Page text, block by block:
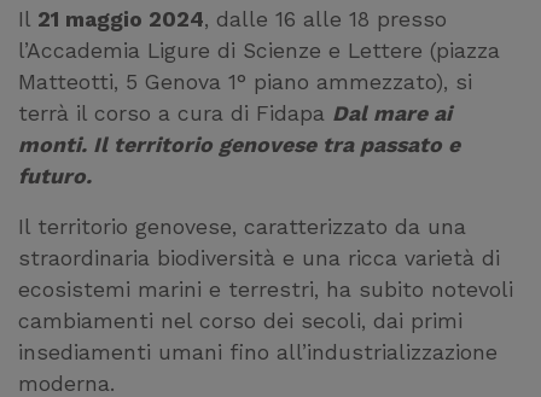
Il 21 maggio 2024, dalle 16 alle 18 presso
l’Accademia Ligure di Scienze e Lettere (piazza
Matteotti, 5 Genova 1° piano ammezzato), si
terrà il corso a cura di Fidapa Dal mare ai
monti. Il territorio genovese tra passato e
futuro.
Il territorio genovese, caratterizzato da una
straordinaria biodiversità e una ricca varietà di
ecosistemi marini e terrestri, ha subito notevoli
cambiamenti nel corso dei secoli, dai primi
insediamenti umani fino all’industrializzazione
moderna.